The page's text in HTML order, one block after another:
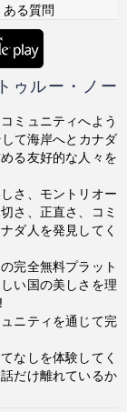
ある質問
ゥルー・ノー
ミュニティへよう
て海岸へとカナダ
る友好的な人々を
さ、モントリオー
さ、正直さ、コミ
ダ人を発見してく
完全無料プラット
い国の美しさを理
ニティを通じて完
なしを体験してく
だけ離れているか